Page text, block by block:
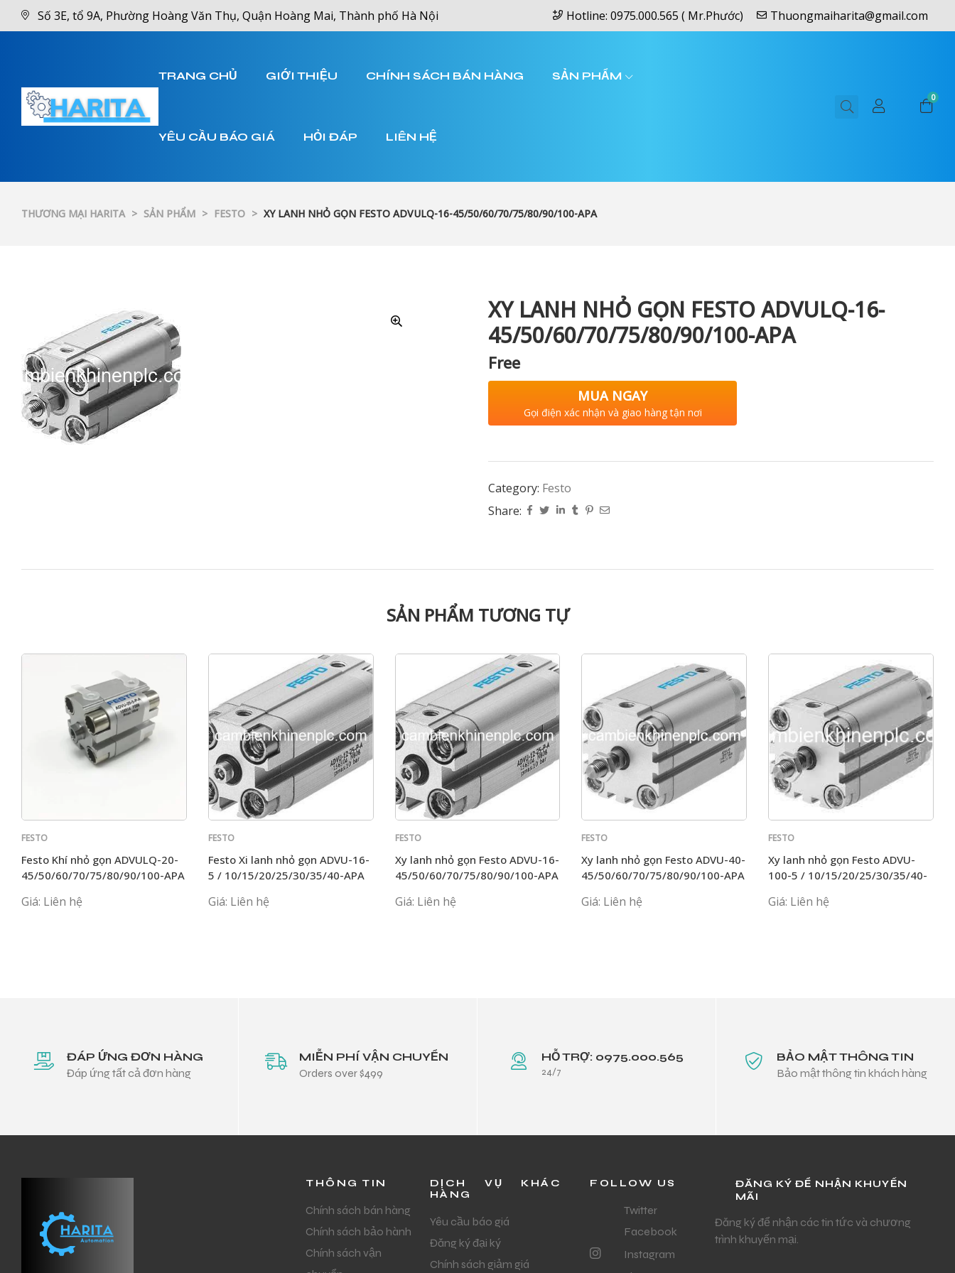
Số 3E, tổ 9A, Phường Hoàng Văn Thụ, Quận Hoàng Mai, Thành phố Hà Nội Hotline: 0975.000.565 ( Mr.Phước) Thuongmaiharita@gmail.com
TRANG CHỦ GIỚI THIỆU CHÍNH SÁCH BÁN HÀNG SẢN PHẨM
YÊU CẦU BÁO GIÁ HỎI ĐÁP LIÊN HỆ
0
THƯƠNG MẠI HARITA > SẢN PHẨM > FESTO > XY LANH NHỎ GỌN FESTO ADVULQ-16-45/50/60/70/75/80/90/100-APA
XY LANH NHỎ GỌN FESTO ADVULQ-16-
45/50/60/70/75/80/90/100-APA
Free
MUA NGAY
Gọi điện xác nhận và giao hàng tận nơi
Category: Festo
Share:
SẢN PHẨM TƯƠNG TỰ
FESTO
Festo Khí nhỏ gọn ADVULQ-20-
45/50/60/70/75/80/90/100-APA
Giá: Liên hệ
FESTO
Festo Xi lanh nhỏ gọn ADVU-16-
5 / 10/15/20/25/30/35/40-APA
Giá: Liên hệ
FESTO
Xy lanh nhỏ gọn Festo ADVU-16-
45/50/60/70/75/80/90/100-APA
Giá: Liên hệ
FESTO
Xy lanh nhỏ gọn Festo ADVU-40-
45/50/60/70/75/80/90/100-APA
Giá: Liên hệ
FESTO
Xy lanh nhỏ gọn Festo ADVU-
100-5 / 10/15/20/25/30/35/40-
Giá: Liên hệ
ĐÁP ỨNG ĐƠN HÀNG
Đáp ứng tất cả đơn hàng
MIỄN PHÍ VẬN CHUYỂN
Orders over $499
HỖ TRỢ: 0975.000.565
24/7
BẢO MẬT THÔNG TIN
Bảo mật thông tin khách hàng
THÔNG TIN
Chính sách bán hàng
Chính sách bảo hành
Chính sách vận
DỊCH VỤ KHÁC
HÀNG
Yêu cầu báo giá
Đăng ký đại ký
Chính sách giảm giá
FOLLOW US
Twitter
Facebook
Instagram
ĐĂNG KÝ ĐỂ NHẬN KHUYẾN
MÃI
Đăng ký để nhận các tin tức và chương
trình khuyến mại.
XNK